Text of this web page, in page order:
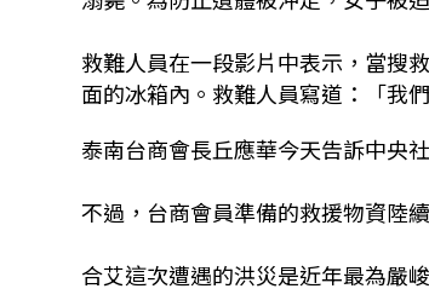
救難人員在一段影片中表示，當搜
面的冰箱內。救難人員寫道：「我
泰南台商會長丘應華今天告訴中央
不過，台商會員準備的救援物資陸
合艾這次遭遇的洪災是近年最為嚴